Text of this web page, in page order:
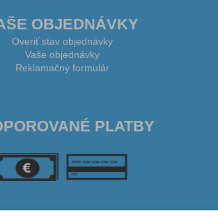
OBJEDNÁVKY
Overiť stav objednávky
Vaše objednávky
Reklamačný formulár
PLATBY